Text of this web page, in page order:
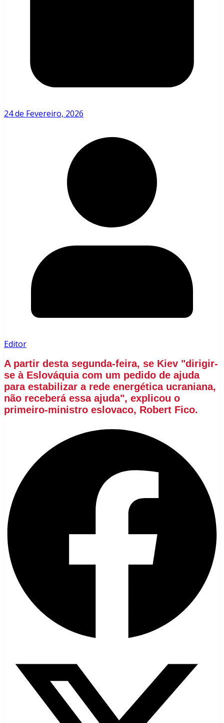
24 de Fevereiro, 2026
Editor
A partir desta segunda-feira, se Kiev "dirigir-
se à Eslováquia com um pedido de ajuda
para estabilizar a rede energética ucraniana,
não receberá essa ajuda", explicou o
primeiro-ministro eslovaco, Robert Fico.